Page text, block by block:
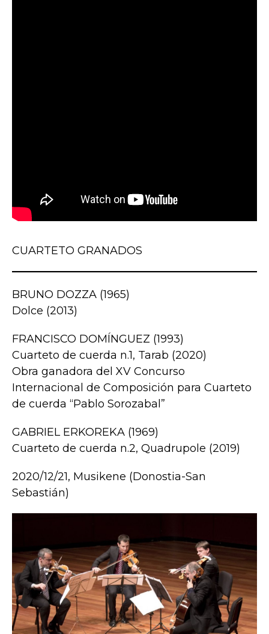
CUARTETO GRANADOS
BRUNO DOZZA (1965)
Dolce (2013)
FRANCISCO DOMÍNGUEZ (1993)
Cuarteto de cuerda n.1, Tarab (2020)
Obra ganadora del XV Concurso
Internacional de Composición para Cuarteto
de cuerda “Pablo Sorozabal”
GABRIEL ERKOREKA (1969)
Cuarteto de cuerda n.2, Quadrupole (2019)
2020/12/21, Musikene (Donostia-San
Sebastián)